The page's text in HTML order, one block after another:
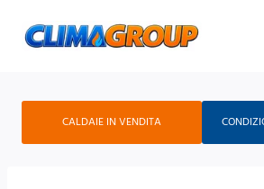
CALDAIE IN VENDITA